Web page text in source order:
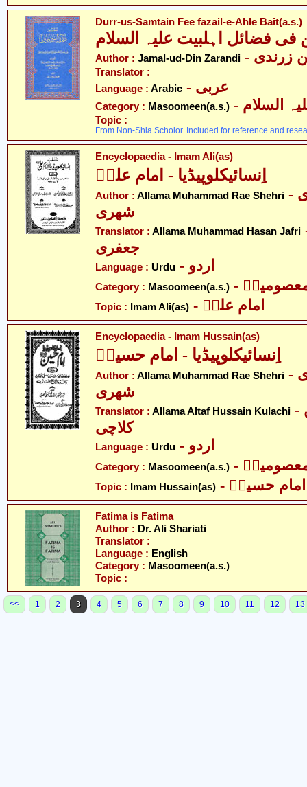
Durr-us-Samtain Fee fazail-e-Ahle Bait(a.s.)
فضائل اہلبیت علیہ السلام
Author : Jamal-ud-Din Zarandi زرندی
Translator :
Language : Arabic - عربی
Category : Masoomeen(a.s.)
Topic :
From Non-Shia Scholor. Included for reference and
Encyclopaedia - Imam Ali(as)
اِنسائیکلوپیڈیا - امام علیؑ
Author : Allama Muhammad Rae Shehri - علامہ محمد الرّی
شھری
Translator : Allama Muhammad Hasan Jafri
جعفری
Language : Urdu - اردو
Category : Masoomeen(a.s.) معصومینؑ
Topic : Imam Ali(as) - امام علیؑ
Encyclopaedia - Imam Hussain(as)
اِنسائیکلوپیڈیا - امام حسینؑ
Author : Allama Muhammad Rae Shehri - علامہ محمد الرّی
شھری
Translator : Allama Altaf Hussain Kulachi - علامہ الطاف حسین
کلاچی
Language : Urdu - اردو
Category : Masoomeen(a.s.) معصومینؑ
Topic : Imam Hussain(as) - امام حسینؑ
Fatima is Fatima
Author : Dr. Ali Shariati
Translator :
Language : English
Category : Masoomeen(a.s.)
Topic :
<< 1 2 3 4 5 6 7 8 9 10 11 12 13